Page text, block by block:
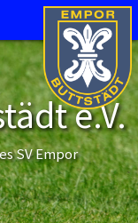
e.V.
SV Empor